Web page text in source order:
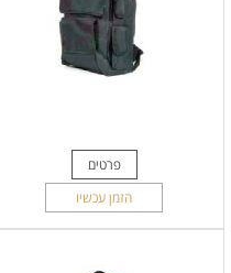
פרטים
הזמן עכשיו